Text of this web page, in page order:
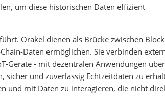
um diese historischen Daten effizient
Orakel dienen als Brücke zwischen
Daten ermöglichen. Sie verbinden
Geräte - mit dezentralen Anwendungen über
und zuverlässig Echtzeitdaten zu
und mit Daten zu interagieren, die nicht